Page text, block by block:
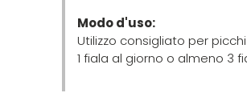
Modo d'uso:
Utilizzo consigliato per
1 fiala al giorno o almeno 3